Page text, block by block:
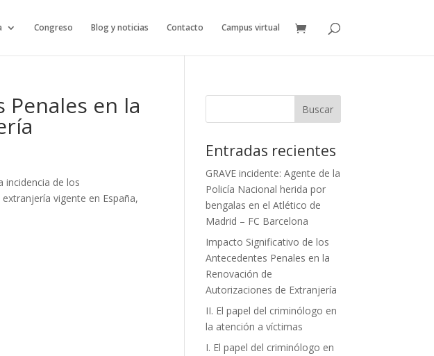
Congreso Blog y noticias Contacto Campus virtual
en la
incidencia de los
vigente en España,
Entradas recientes
GRAVE incidente: Agente de la
Policía Nacional herida por
bengalas en el Atlético de
Madrid – FC Barcelona
Impacto Significativo de los
Antecedentes Penales en la
Renovación de
Autorizaciones de Extranjería
II. El papel del criminólogo en
la atención a víctimas
I. El papel del criminólogo en